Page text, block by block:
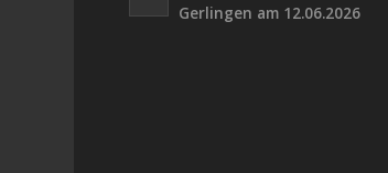
Gerlingen am 12.06.2026